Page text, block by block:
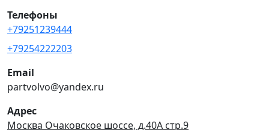
Телефоны
+79251239444
+79254222203
Email
partvolvo@yandex.ru
Адрес
Москва Очаковское шоссе, д.40А стр.9